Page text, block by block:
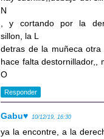
N
, y cortando por la
sillon, la L
detras de la muñeca otra
hace falta destornillador,,
O
Responder
Gabu♥ 10/12/19, 16:30
ya la encontre, a la